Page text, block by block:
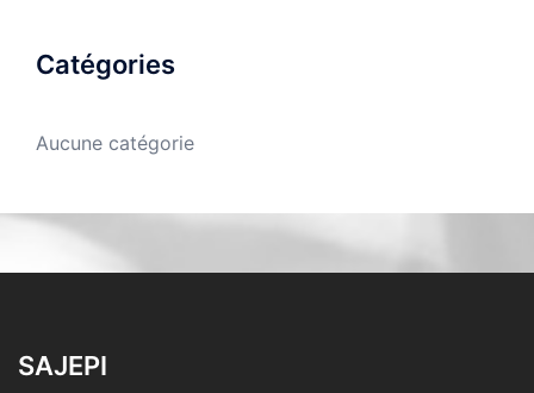
Catégories
Aucune catégorie
SAJEPI